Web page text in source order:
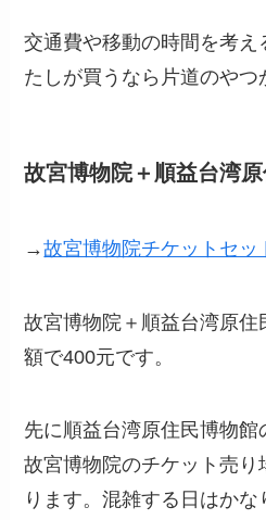
交通費や移動の時間を考
たしが買うなら片道のやつ
故宮博物院＋順益台湾
→故宮博物院チケットセッ
故宮博物院＋順益台湾原
額で400元です。
先に順益台湾原住民博物館
故宮博物院のチケット売
ります。混雑する日はか